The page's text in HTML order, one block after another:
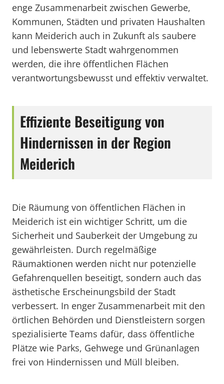
enge Zusammenarbeit zwischen Gewerbe,
Kommunen, Städten und privaten Haushalten
kann Meiderich auch in Zukunft als saubere
und lebenswerte Stadt wahrgenommen
werden, die ihre öffentlichen Flächen
verantwortungsbewusst und effektiv verwaltet.
Effiziente Beseitigung von
Hindernissen in der Region
Meiderich
Die Räumung von öffentlichen Flächen in
Meiderich ist ein wichtiger Schritt, um die
Sicherheit und Sauberkeit der Umgebung zu
gewährleisten. Durch regelmäßige
Räumaktionen werden nicht nur potenzielle
Gefahrenquellen beseitigt, sondern auch das
ästhetische Erscheinungsbild der Stadt
verbessert. In enger Zusammenarbeit mit den
örtlichen Behörden und Dienstleistern sorgen
spezialisierte Teams dafür, dass öffentliche
Plätze wie Parks, Gehwege und Grünanlagen
frei von Hindernissen und Müll bleiben.